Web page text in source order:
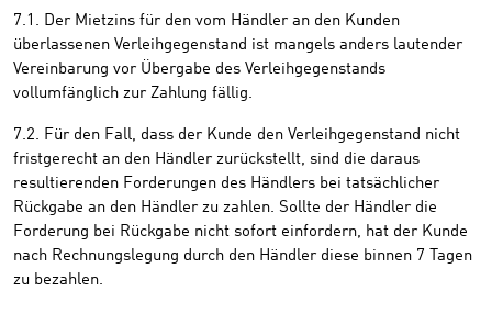
7.1. Der Mietzins für den vom Händler an den Kunden
überlassenen Verleihgegenstand ist mangels anders lautender
Vereinbarung vor Übergabe des Verleihgegenstands
vollumfänglich zur Zahlung fällig.
7.2. Für den Fall, dass der Kunde den Verleihgegenstand nicht
fristgerecht an den Händler zurückstellt, sind die daraus
resultierenden Forderungen des Händlers bei tatsächlicher
Rückgabe an den Händler zu zahlen. Sollte der Händler die
Forderung bei Rückgabe nicht sofort einfordern, hat der Kunde
nach Rechnungslegung durch den Händler diese binnen 7 Tagen
zu bezahlen.